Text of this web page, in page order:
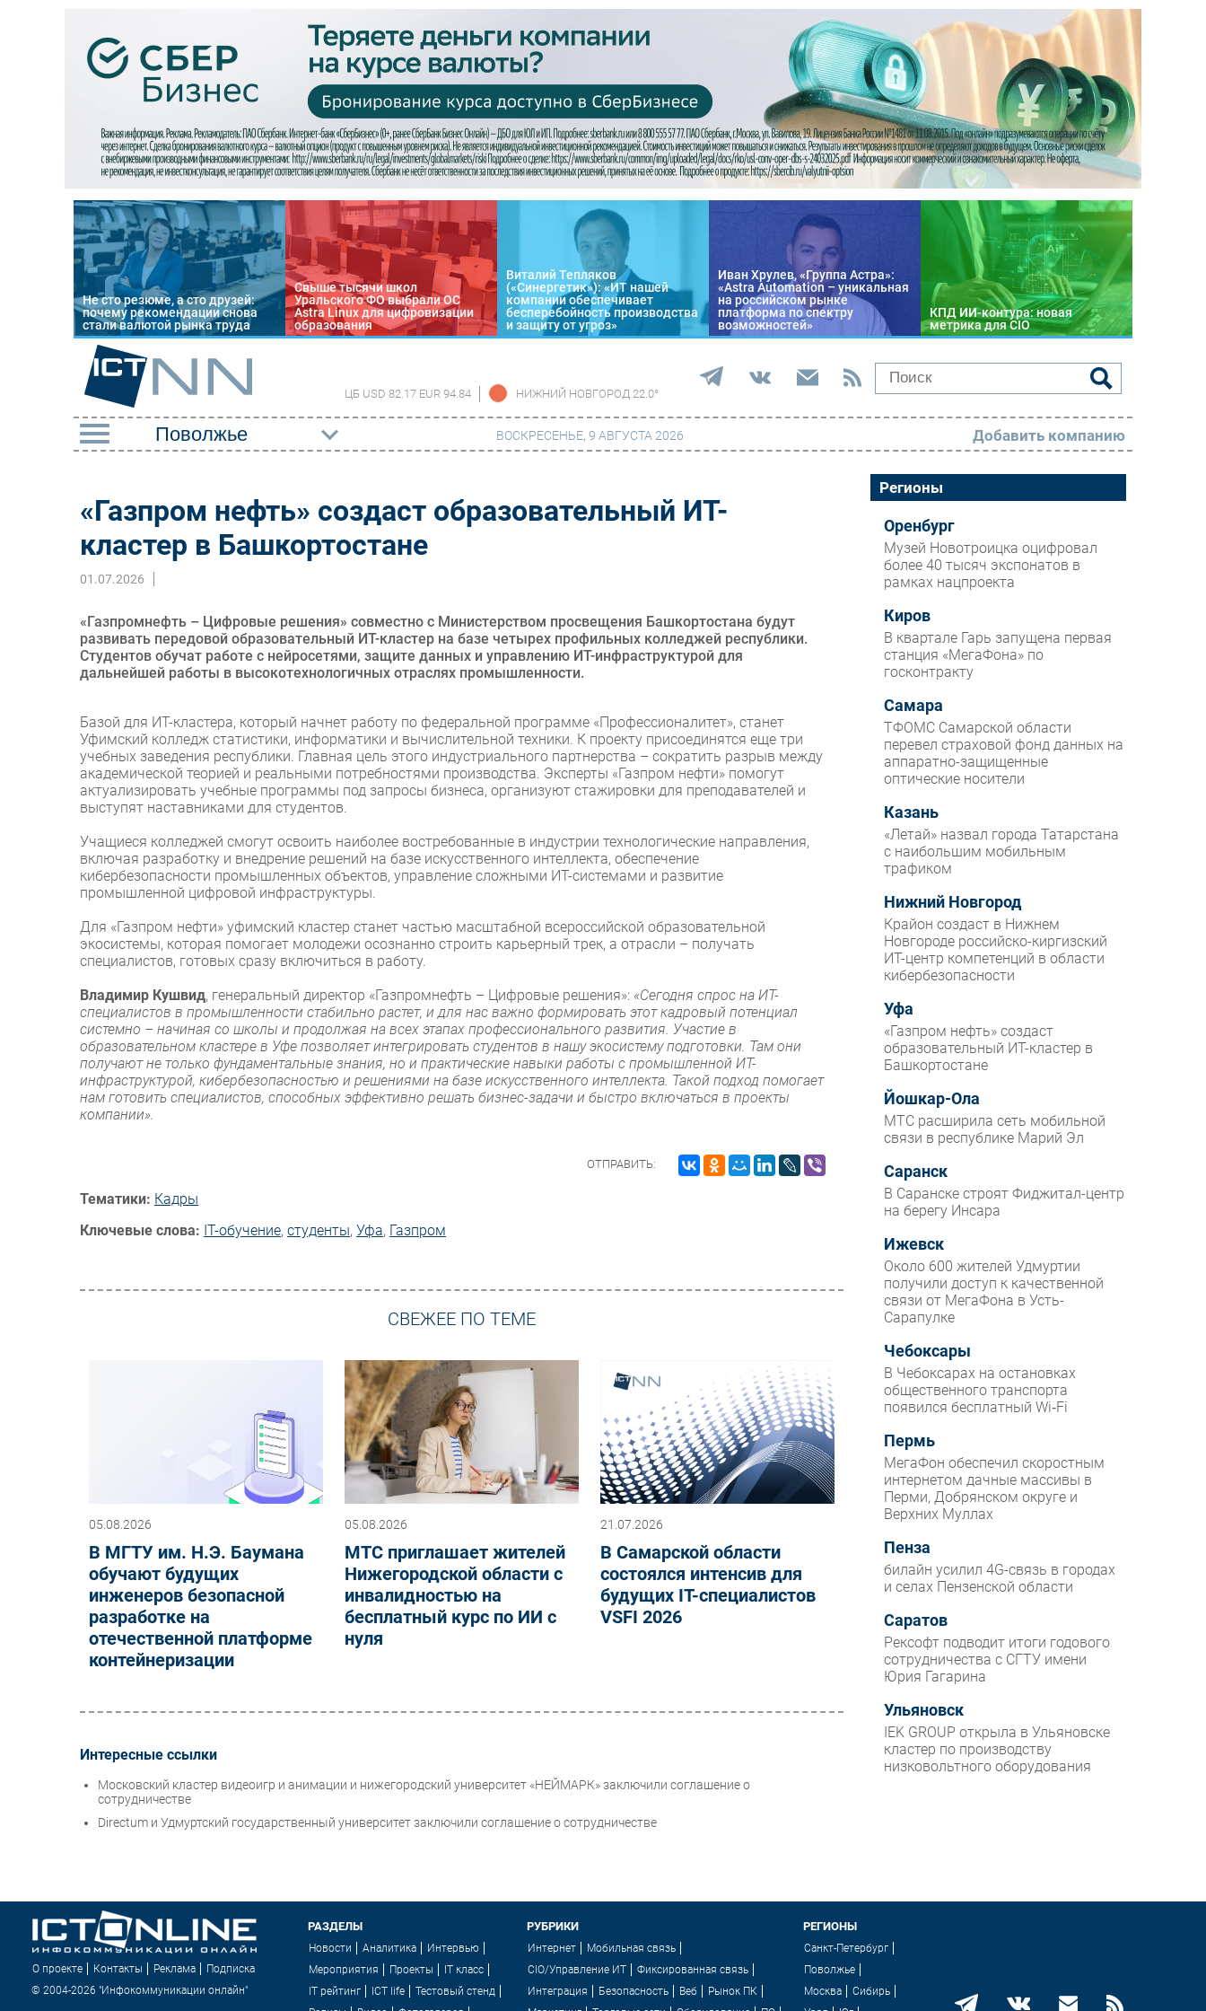
Не сто резюме, а сто друзей:
почему рекомендации снова
стали валютой рынка труда
Свыше тысячи школ
Уральского ФО выбрали ОС
Astra Linux для цифровизации
образования
Виталий Тепляков
(«Синергетик»): «ИТ нашей
компании обеспечивает
бесперебойность производства
и защиту от угроз»
Иван Хрулев, «Группа Астра»:
«Astra Automation – уникальная
на российском рынке
платформа по спектру
возможностей»
КПД ИИ-контура: новая
метрика для CIO
ЦБ USD 82.17 EUR 94.84 НИЖНИЙ НОВГОРОД 22.0°
Импорто­замещение
Автоматизация
Промышленности
Мобильная связь
Фиксированная связь
Рынок ПК
Маркетинг
Торговые сети
ПО
Outsourcing
Кадры
Финансы
Инновации
CIO/Управление ИТ
Гаджеты
РАЗДЕЛЫ
Новости
Аналитика
Интервью
Мероприятия
Проекты
IT класс
Тестовый стенд
Каталог компаний
ВОСКРЕСЕНЬЕ, 9 АВГУСТА 2026 Добавить компанию
«Газпром нефть» создаст образовательный ИТ-
кластер в Башкортостане
01.07.2026
«Газпромнефть – Цифровые решения» совместно с Министерством просвещения Башкортостана будут
развивать передовой образовательный ИТ-кластер на базе четырех профильных колледжей республики.
Студентов обучат работе с нейросетями, защите данных и управлению ИТ-инфраструктурой для
дальнейшей работы в высокотехнологичных отраслях промышленности.
Базой для ИТ-кластера, который начнет работу по федеральной программе «Профессионалитет», станет
Уфимский колледж статистики, информатики и вычислительной техники. К проекту присоединятся еще три
учебных заведения республики. Главная цель этого индустриального партнерства – сократить разрыв между
академической теорией и реальными потребностями производства. Эксперты «Газпром нефти» помогут
актуализировать учебные программы под запросы бизнеса, организуют стажировки для преподавателей и
выступят наставниками для студентов.
Учащиеся колледжей смогут освоить наиболее востребованные в индустрии технологические направления,
включая разработку и внедрение решений на базе искусственного интеллекта, обеспечение
кибербезопасности промышленных объектов, управление сложными ИТ-системами и развитие
промышленной цифровой инфраструктуры.
Для «Газпром нефти» уфимский кластер станет частью масштабной всероссийской образовательной
экосистемы, которая помогает молодежи осознанно строить карьерный трек, а отрасли – получать
специалистов, готовых сразу включиться в работу.
Владимир Кушвид, генеральный директор «Газпромнефть – Цифровые решения»: «Сегодня спрос на ИТ-
специалистов в промышленности стабильно растет, и для нас важно формировать этот кадровый потенциал
системно – начиная со школы и продолжая на всех этапах профессионального развития. Участие в
образовательном кластере в Уфе позволяет интегрировать студентов в нашу экосистему подготовки. Там они
получают не только фундаментальные знания, но и практические навыки работы с промышленной ИТ-
инфраструктурой, кибербезопасностью и решениями на базе искусственного интеллекта. Такой подход помогает
нам готовить специалистов, способных эффективно решать бизнес-задачи и быстро включаться в проекты
компании».
ОТПРАВИТЬ:
Тематики: Кадры
Ключевые слова: IT-обучение, студенты, Уфа, Газпром
СВЕЖЕЕ ПО ТЕМЕ
05.08.2026
В МГТУ им. Н.Э. Баумана
обучают будущих
инженеров безопасной
разработке на
отечественной платформе
контейнеризации
05.08.2026
МТС приглашает жителей
Нижегородской области с
инвалидностью на
бесплатный курс по ИИ с
нуля
21.07.2026
В Самарской области
состоялся интенсив для
будущих IT-специалистов
VSFI 2026
Интересные ссылки
Московский кластер видеоигр и анимации и нижегородский университет «НЕЙМАРК» заключили соглашение о
сотрудничестве
Directum и Удмуртский государственный университет заключили соглашение о сотрудничестве
Регионы
Оренбург
Музей Новотроицка оцифровал
более 40 тысяч экспонатов в
рамках нацпроекта
Киров
В квартале Гарь запущена первая
станция «МегаФона» по
госконтракту
Самара
ТФОМС Самарской области
перевел страховой фонд данных на
аппаратно-защищенные
оптические носители
Казань
«Летай» назвал города Татарстана
с наибольшим мобильным
трафиком
Нижний Новгород
Крайон создаст в Нижнем
Новгороде российско-киргизский
ИТ-центр компетенций в области
кибербезопасности
Уфа
«Газпром нефть» создаст
образовательный ИТ-кластер в
Башкортостане
Йошкар-Ола
МТС расширила сеть мобильной
связи в республике Марий Эл
Саранск
В Саранске строят Фиджитал-центр
на берегу Инсара
Ижевск
Около 600 жителей Удмуртии
получили доступ к качественной
связи от МегаФона в Усть-
Сарапулке
Чебоксары
В Чебоксарах на остановках
общественного транспорта
появился бесплатный Wi‑Fi
Пермь
МегаФон обеспечил скоростным
интернетом дачные массивы в
Перми, Добрянском округе и
Верхних Муллах
Пенза
билайн усилил 4G-связь в городах
и селах Пензенской области
Саратов
Рексофт подводит итоги годового
сотрудничества с СГТУ имени
Юрия Гагарина
Ульяновск
IEK GROUP открыла в Ульяновске
кластер по производству
низковольтного оборудования
О проекте Контакты Реклама
Подписка
© 2004-2026 "Инфокоммуникации онлайн"
РАЗДЕЛЫ
Новости Аналитика
Интервью
Мероприятия
Проекты
IT класс
IT рейтинг
ICT life
Тестовый стенд
РУБРИКИ
Интернет
Мобильная связь
CIO/Управление ИТ
Фиксированная связь
Интеграция
Безопасность Веб
Рынок ПК
РЕГИОНЫ
Санкт-Петербург
Поволжье
Москва
Сибирь